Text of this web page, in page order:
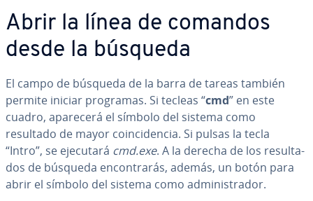
Abrir la línea de comandos
desde la búsqueda
El campo de búsqueda de la barra de tareas también
permite iniciar programas. Si tecleas “cmd” en este
cuadro, aparecerá el símbolo del sistema como
resultado de mayor coin­ci­de­n­cia. Si pulsas la tecla
“Intro”, se ejecutará cmd.exe. A la derecha de los re­su­l­ta­
dos de búsqueda en­co­n­tra­rás, además, un botón para
abrir el símbolo del sistema como ad­mi­ni­s­tra­dor.